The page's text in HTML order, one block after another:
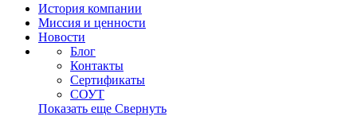
История компании
Миссия и ценности
Новости
Блог
Контакты
Сертификаты
СОУТ
Показать еще Свернуть